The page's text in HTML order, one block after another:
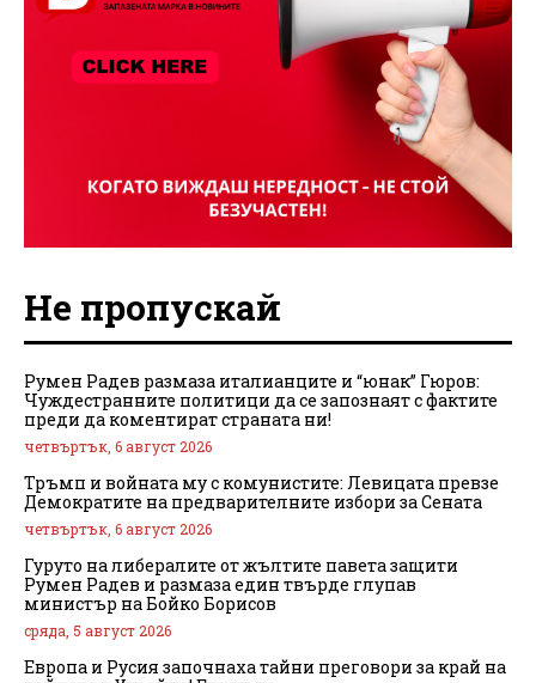
Не пропускай
Румен Радев размаза италианците и “юнак” Гюров:
Чуждестранните политици да се запознаят с фактите
преди да коментират страната ни!
четвъртък, 6 август 2026
Тръмп и войната му с комунистите: Левицата превзе
Демократите на предварителните избори за Сената
четвъртък, 6 август 2026
Гуруто на либералите от жълтите павета защити
Румен Радев и размаза един твърде глупав
министър на Бойко Борисов
сряда, 5 август 2026
Европа и Русия започнаха тайни преговори за край на